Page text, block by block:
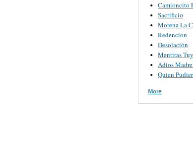
Camioncito
Sacrificio
Morena La
Redencion
Desolación
Mentiras
Adios
Quien
More